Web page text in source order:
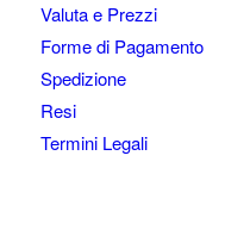
Valuta e Prezzi
Forme di Pagamento
Spedizione
Resi
Termini Legali